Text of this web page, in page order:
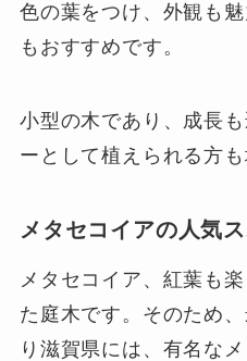
色の葉をつけ、外観も
もおすすめです。
小型の木であり、成長
ーとして植えられる方も
メタセコイアの人気
メタセコイア、紅葉も
た庭木です。そのため
り滋賀県には、有名な